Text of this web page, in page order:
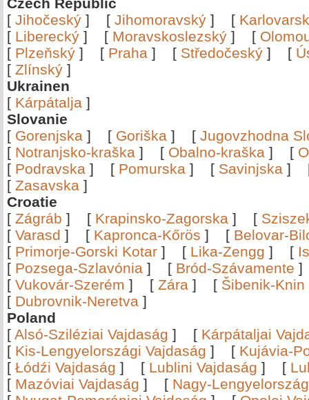
[ Jihočeský ] [ Jihomoravský ] [
[ Liberecký ] [ Moravskoslezský ] [
[ Plzeňský ] [ Praha ] [ Středočeský ] [
[ Zlínský ]
Ukrainen
[ Kárpátalja ]
Slovanie
[ Gorenjska ] [ Goriška ] [ Jugovzhodna
[ Notranjsko-kraška ] [ Obalno-kraška ] [
[ Podravska ] [ Pomurska ] [ Savinjska ]
[ Zasavska ]
Croatie
[ Zágráb ] [ Krapinsko-Zagorska ] [
[ Varasd ] [ Kapronca-Kőrös ] [ Belovar-
[ Primorje-Gorski Kotar ] [ Lika-Zengg ] [
[ Pozsega-Szlavónia ] [ Bród-Szávamente
[ Vukovár-Szerém ] [ Zára ] [ Šibenik-Knin
[ Dubrovnik-Neretva ]
Poland
[ Alsó-Sziléziai Vajdaság ] [ Kárpátaljai
[ Kis-Lengyelországi Vajdaság ] [ Kujávia-
[ Łódźi Vajdaság ] [ Lublini Vajdaság ] [
[ Mazóviai Vajdaság ] [ Nagy-